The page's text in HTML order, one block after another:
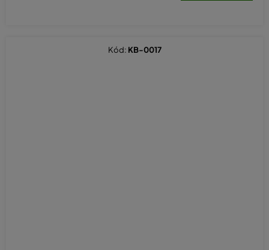
Kód: KB-0017